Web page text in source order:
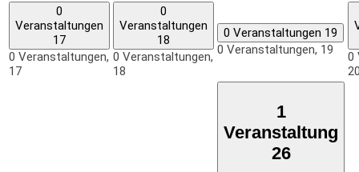
0
Veranstaltungen
17
0 Veranstaltungen,
17
0
Veranstaltungen
18
0 Veranstaltungen,
18
0 Veranstaltungen 19
0 Veranstaltungen, 19
0
1
Veranstaltung
26